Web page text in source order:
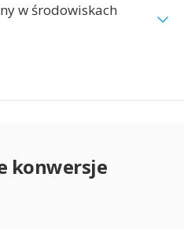
w środowiskach
konwersje